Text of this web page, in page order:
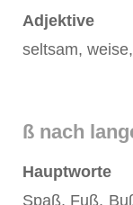
Adjektive
seltsam,
ß nach
Hauptworte
Spaß, Fuß,